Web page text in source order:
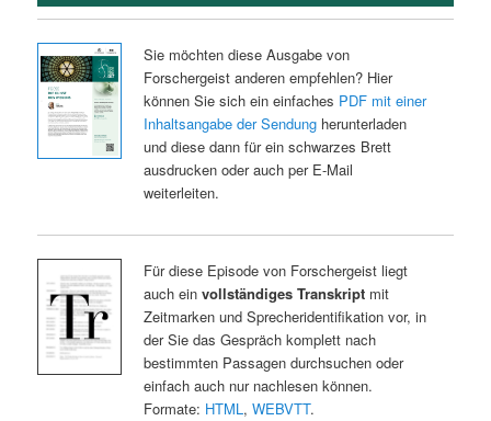
Sie möchten diese Ausgabe von
Forschergeist anderen empfehlen? Hier
können Sie sich ein einfaches PDF mit einer
Inhaltsangabe der Sendungherunterladen
und diese dann für ein schwarzes Brett
ausdrucken oder auch per E-Mail
weiterleiten.
Für diese Episode von Forschergeist liegt
auch ein vollständiges Transkriptmit
Zeitmarken und Sprecheridentifikation vor, in
der Sie das Gespräch komplett nach
bestimmten Passagen durchsuchen oder
einfach auch nur nachlesen können.
Formate: HTML, WEBVTT.